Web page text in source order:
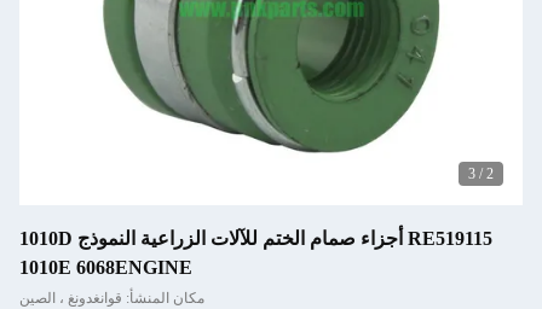
2
/
3
RE519115 أجزاء صمام الختم للآلات الزراعية النموذج 1010D
1010E 6068ENGINE
مكان المنشأ: قوانغدونغ ، الصين